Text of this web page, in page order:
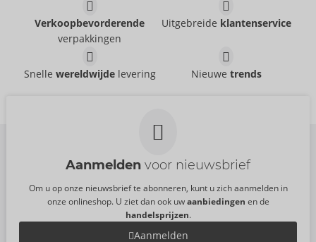
Liquid Pulse
06317440000
Maat:15 ml
Piranha
24,95 €
Maat:15 ml
Juicy Oral
Electric Fellatio
Maat:10 ml
Verkoopbevorderende
verpakkingen
Uitgebreide klantenservice
Snelle wereldwijdelevering Nieuwe trends
Aanmelden voor nieuwsbrief
Om u op onze nieuwsbrief te abonneren, kunt u zich aanmelden in
onze onlineshop. U ziet dan ook uwaanbiedingen en de
handelsprijzen.
Aanmelden